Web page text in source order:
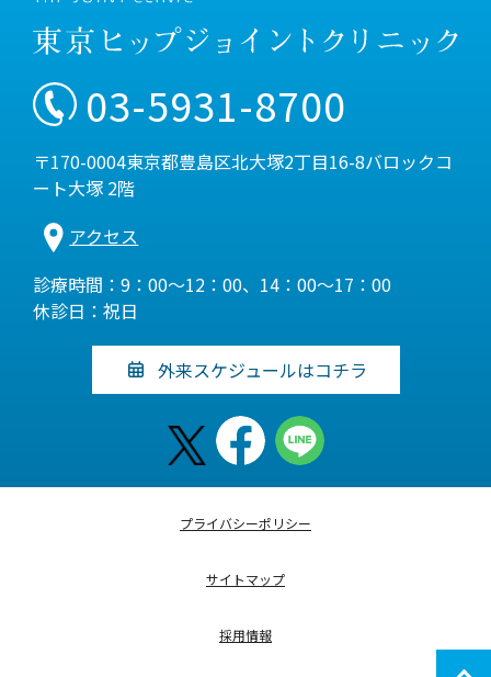
03-5931-8700
〒170-0004東京都豊島区北大塚2丁目16-8バロックコ
ート大塚 2階
アクセス
診療時間：9：00～12：00、14：00～17：00
休診日：祝日
外来スケジュールはコチラ
プライバシーポリシー
サイトマップ
採用情報